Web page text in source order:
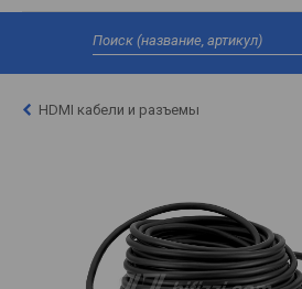
HDMI кабели и разъемы